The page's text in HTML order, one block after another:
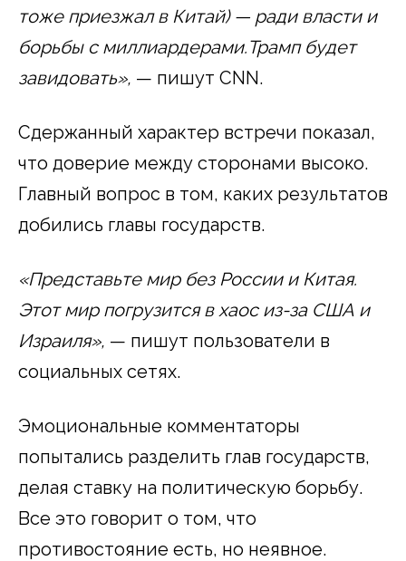
тоже приезжал в Китай) — ради власти и
борьбы с миллиардерами.Трамп будет
завидовать», — пишут CNN.
Сдержанный характер встречи показал,
что доверие между сторонами высоко.
Главный вопрос в том, каких результатов
добились главы государств.
«Представьте мир без России и Китая.
Этот мир погрузится в хаос из-за США и
Израиля», — пишут пользователи в
социальных сетях.
Эмоциональные комментаторы
попытались разделить глав государств,
делая ставку на политическую борьбу.
Все это говорит о том, что
противостояние есть, но неявное.